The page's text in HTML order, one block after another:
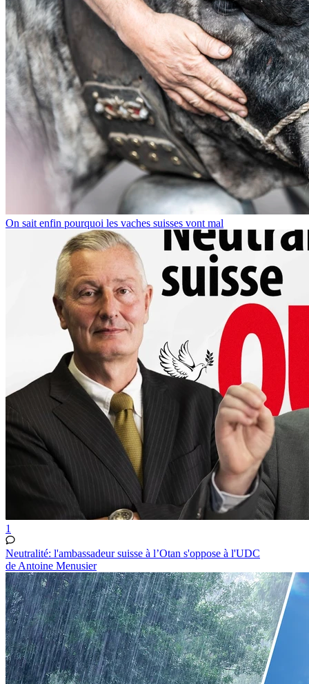
On sait enfin pourquoi les vaches suisses vont mal
1
Neutralité: l'ambassadeur suisse à l’Otan s'oppose à l'UDC
de Antoine Menusier